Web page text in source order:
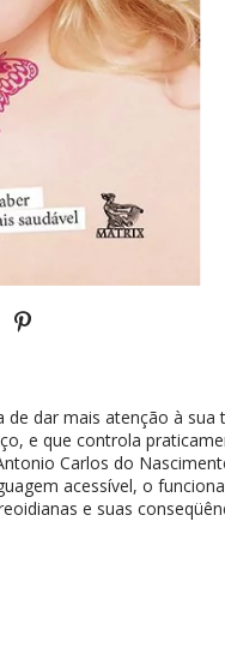
dar mais atenção à sua
e que controla
Carlos do
acessível, o
e suas